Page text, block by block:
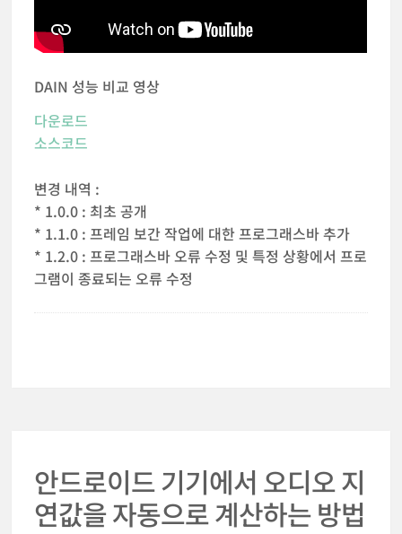
DAIN 성능 비교 영상
다운로드
소스코드
변경 내역 :
* 1.0.0 : 최초 공개
* 1.1.0 : 프레임 보간 작업에 대한 프로그래스바 추가
* 1.2.0 : 프로그래스바 오류 수정 및 특정 상황에서 프로
그램이 종료되는 오류 수정
안드로이드 기기에서 오디오 지
연값을 자동으로 계산하는 방법